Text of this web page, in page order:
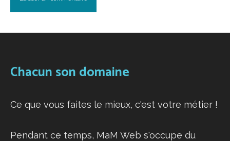
Chacun son domaine
Ce que vous faites le mieux, c'est votre métier !
Pendant ce temps, MaM Web s'occupe du